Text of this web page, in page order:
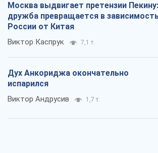
Москва выдвигает претензии Пекину:
дружба превращается в
России от Китая
Виктор Каспрук 7,1 т.
Дух Анкориджа окончательно
испарился
Виктор Андрусив 1,7 т.